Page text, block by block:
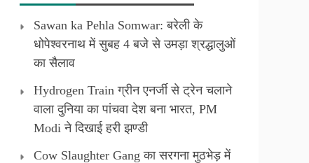
Sawan ka Pehla Somwar: बरेली के
धोपेश्वरनाथ में सुबह 4 बजे से उमड़ा श्रद्धालुओं
का सैलाव
Hydrogen Train ग्रीन एनर्जी से ट्रेन चलाने
वाला दुनिया का पांचवा देश बना भारत, PM
Modi ने दिखाई हरी झण्डी
Cow Slaughter Gang का सरगना मुठभेड़ में